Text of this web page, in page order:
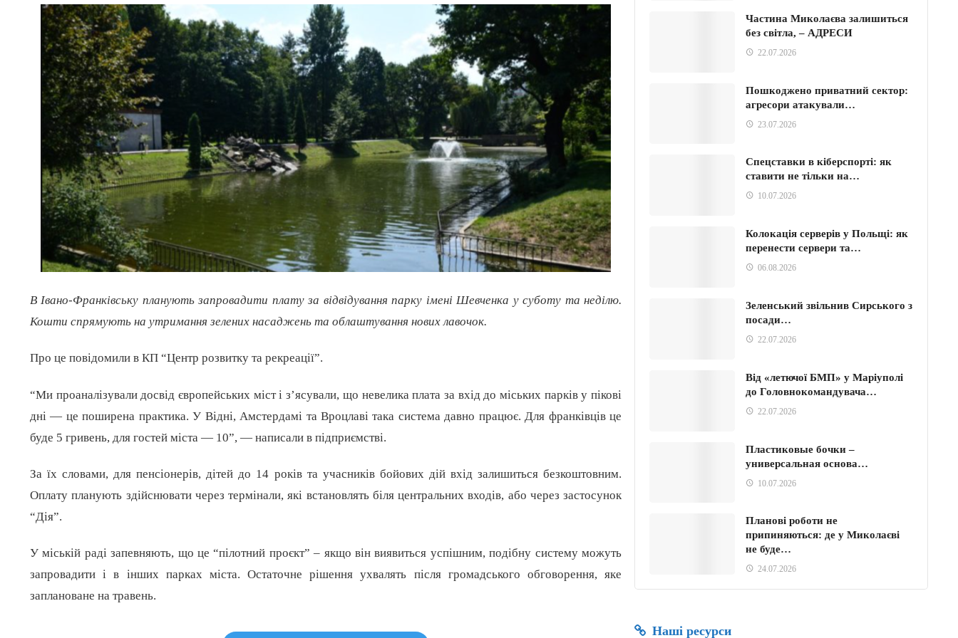
В Івано-Франківську планують запровадити плату за відвідування парку імені Шевченка у суботу та неділю.
Кошти спрямують на утримання зелених насаджень та облаштування нових лавочок.
Про це повідомили в КП “Центр розвитку та рекреації”.
“Ми проаналізували досвід європейських міст і з’ясували, що невелика плата за вхід до міських парків у пікові
дні — це поширена практика. У Відні, Амстердамі та Вроцлаві така система давно працює. Для франківців це
буде 5 гривень, для гостей міста — 10”, — написали в підприємстві.
За їх словами, для пенсіонерів, дітей до 14 років та учасників бойових дій вхід залишиться безкоштовним.
Оплату планують здійснювати через термінали, які встановлять біля центральних входів, або через застосунок
“Дія”.
У міській раді запевняють, що це “пілотний проєкт” – якщо він виявиться успішним, подібну систему можуть
запровадити і в інших парках міста. Остаточне рішення ухвалять після громадського обговорення, яке
заплановане на травень.
Частина Миколаєва залишиться
без світла, – АДРЕСИ
22.07.2026
Пошкоджено приватний сектор:
агресори атакували…
23.07.2026
Спецставки в кіберспорті: як
ставити не тільки на…
10.07.2026
Колокація серверів у Польщі: як
перенести сервери та…
06.08.2026
Зеленський звільнив Сирського з
посади…
22.07.2026
Від «летючої БМП» у Маріуполі
до Головнокомандувача…
22.07.2026
Пластиковые бочки –
универсальная основа…
10.07.2026
Планові роботи не
припиняються: де у Миколаєві
не буде…
24.07.2026
Наші ресурси